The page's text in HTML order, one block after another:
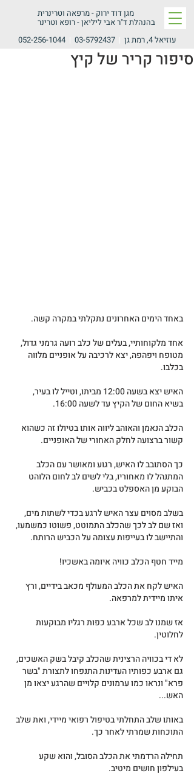
מגן דוד ירוק -מרפאה וטרינרית
בהנהלת ד"ר אבי ליליאן - רופא וטרינר
עוזיאל 4, רמת גן
03-5792437
052-256-1044
סיפור קריר של קיץ
באחד הימים האחרונים נתקלתי במקרה קשה.
אחד מלקוחותיי, בעלים של כלב רועה גרמני גדול,
מטופח ויפהפה, יצא לרכיבה על אופניים מלווה
בכלבו.
האיש יצא בשעה 12:00 מביתו, וטייל לו בעיר,
בשיא החום של הקיץ עד לשעה 16:00.
הכלב הנאמן והאוהב ליווה אותו בטיולו זה כשהוא
קשור ברצועה לחלק האחורי של האופניים.
כך הסתובב לו האיש, רגוע ומאושר עם הכלב
המתנהל לו מאחוריו, בלי לשים לב לחום הלוהט
הבוקע מן האספלט בכביש.
בשלב מסוים עצר האיש לרגע בכדי לשתות מים,
ואז שם לב לכך שהכלב התמוטט, פשוטו כמשמעו,
והתיישב לו בעייפות עצומה על הכביש הרותח.
מייד חטף הכלב כוויה איומה באשכיו!
האיש לקח את הכלב המעולף מכאב בידיים, ורץ
איתו מיידית למרפאה.
אז שמנו לב שכל ארבע כפות רגליו מבוקעות
לחלוטין.
לא די בכוויה הרצינית שהכלב קיבל בשק האשכים,
גם ארבע כפותיו העדינות התנפחו לתצורת "בשר
פרא" ונראו כמו ערמונים קלויים שהרגע יצאו מן
האש...
באותו שלב התחלתי בטיפול רפואי מיידי, ואת שלב
התוכחות שמרתי לאחר כך.
תחילה הרדמתי את הכלב הסובל, והוא שקע
בעילפון חושים מיטיב.